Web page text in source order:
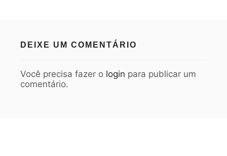
DEIXE UM COMENTÁRIO
Você precisa fazer o login para publicar um
comentário.